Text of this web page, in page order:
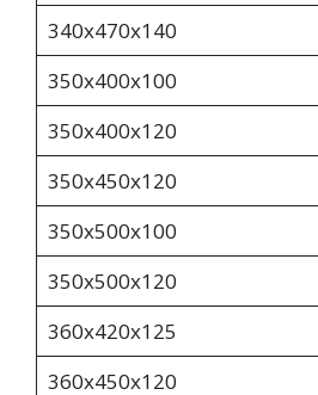
340х470х140
350х400х100
350х400х120
350х450х120
350x500x100
350x500x120
360x420x125
360х450х120